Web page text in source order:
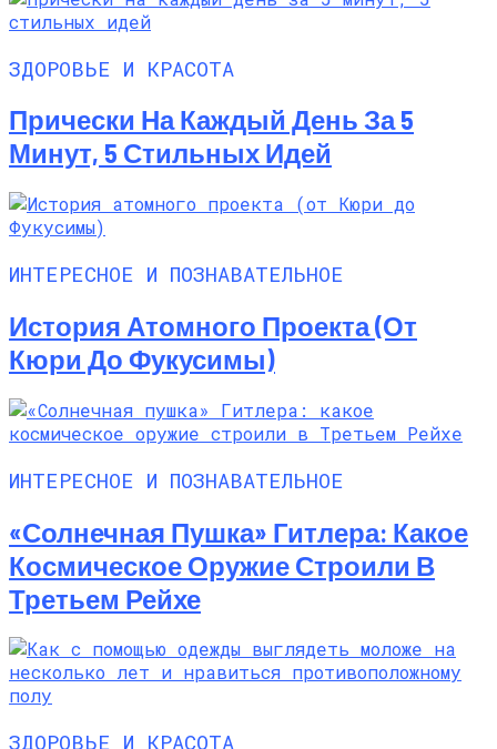
ЗДОРОВЬЕ И КРАСОТА
Прически На Каждый День За 5
Минут, 5 Стильных Идей
ИНТЕРЕСНОЕ И ПОЗНАВАТЕЛЬНОЕ
История Атомного Проекта (от
Кюри До Фукусимы)
ИНТЕРЕСНОЕ И ПОЗНАВАТЕЛЬНОЕ
«Солнечная Пушка» Гитлера: Какое
Космическое Оружие Строили В
Третьем Рейхе
ЗДОРОВЬЕ И КРАСОТА